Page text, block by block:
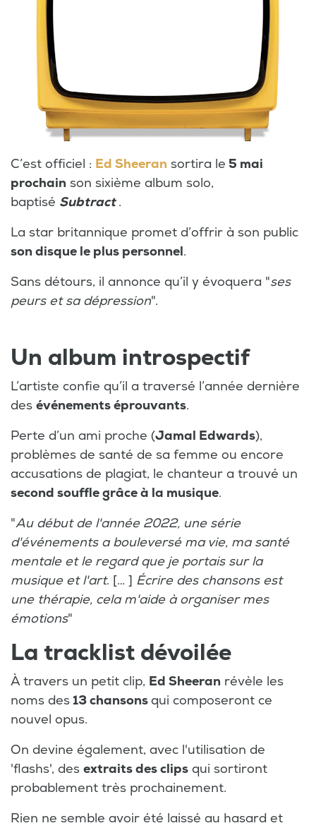
C’est officiel : Ed Sheeran sortira le 5 mai
prochain son sixième album solo,
baptisé Subtract.
La star britannique promet d’offrir à son public
son disque le plus personnel.
Sans détours, il annonce qu’il y évoquera "ses
peurs et sa dépression".
Un album introspectif
L’artiste confie qu’il a traversé l’année dernière
des événements éprouvants.
Perte d’un ami proche (Jamal Edwards),
problèmes de santé de sa femme ou encore
accusations de plagiat, le chanteur a trouvé un
second souffle grâce à la musique.
"Au début de l'année 2022, une série
d'événements a bouleversé ma vie, ma santé
mentale et le regard que je portais sur la
musique et l'art. [… ] Écrire des chansons est
une thérapie, cela m'aide à organiser mes
émotions"
La tracklist dévoilée
À travers un petit clip, Ed Sheeran révèle les
noms des 13 chansonsqui composeront ce
nouvel opus.
On devine également, avec l'utilisation de
'flashs', des extraits des clips qui sortiront
probablement très prochainement.
Rien ne semble avoir été laissé au hasard et